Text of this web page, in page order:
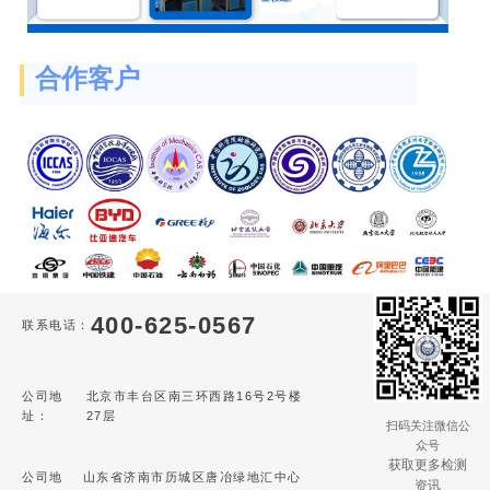
合作客户
联系电话： 400-625-0567
公司地
址：
北京市丰台区南三环西路16号2号楼
27层
公司地
山东省济南市历城区唐冶绿地汇中心
扫码关注微信公
众号
获取更多检测
资讯